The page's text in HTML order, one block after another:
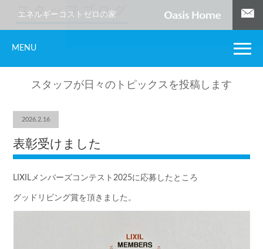
エネルギーコストゼロの家
MENU
スタッフブログ
スタッフが日々のトピックスを投稿します
2026.2.16
表彰受けました
LIXILメンバーズコンテスト2025に応募したところ
グッドリビング賞を頂きました。